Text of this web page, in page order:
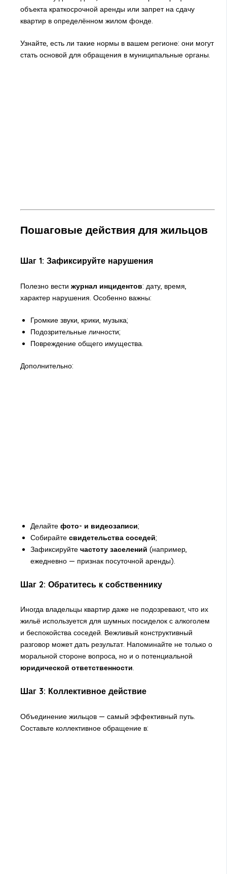
объекта краткосрочной аренды или запрет на сдачу
квартир в определённом жилом фонде.
Узнайте, есть ли такие нормы в вашем регионе: они могут
стать основой для обращения в муниципальные органы.
Пошаговые действия для жильцов
Шаг 1: Зафиксируйте нарушения
Полезно вести журнал инцидентов: дату, время,
характер нарушения. Особенно важны:
Громкие звуки, крики, музыка;
Подозрительные личности;
Повреждение общего имущества.
Дополнительно:
Делайте фото- и видеозаписи;
Собирайте свидетельства соседей;
Зафиксируйте частоту заселений (например,
ежедневно — признак посуточной аренды).
Шаг 2: Обратитесь к собственнику
Иногда владельцы квартир даже не подозревают, что их
жильё используется для шумных посиделок с алкоголем
и беспокойства соседей. Вежливый конструктивный
разговор может дать результат. Напоминайте не только о
моральной стороне вопроса, но и о потенциальной
юридической ответственности.
Шаг 3: Коллективное действие
Объединение жильцов — самый эффективный путь.
Составьте коллективное обращение в: